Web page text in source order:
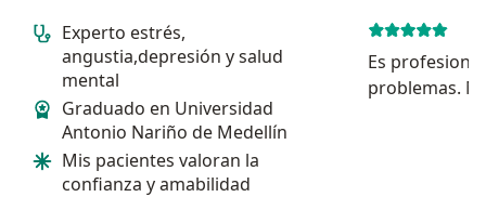
Experto estrés,
angustia,depresión y salud
mental
Graduado en Universidad
Antonio Nariño de Medellín
Mis pacientes valoran la
confianza y amabilidad
Es
problemas.